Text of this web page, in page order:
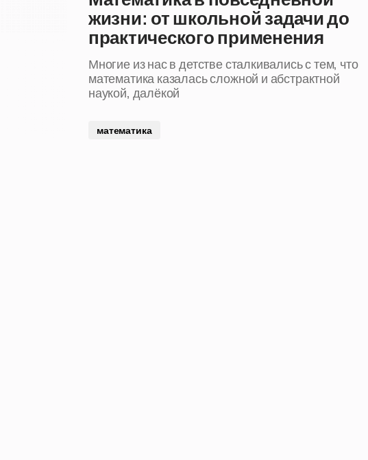
жизни: от школьной задачи до
практического применения
Многие из нас в детстве сталкивались с тем, что
математика казалась сложной и абстрактной
наукой, далёкой
математика